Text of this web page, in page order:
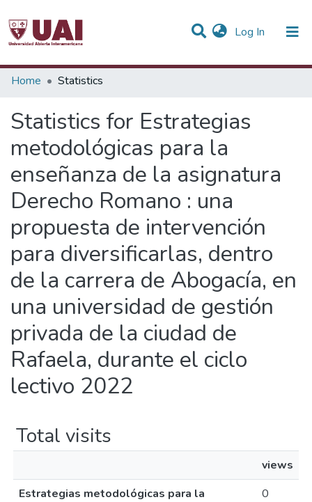
Log In (current)
Communities & Collections
Home Statistics
Statistics for Estrategias
metodológicas para la
enseñanza de la asignatura
Derecho Romano : una
propuesta de intervención
para diversificarlas, dentro
de la carrera de Abogacía, en
una universidad de gestión
privada de la ciudad de
Rafaela, durante el ciclo
lectivo 2022
Total visits
views
Estrategias metodológicas para la
0